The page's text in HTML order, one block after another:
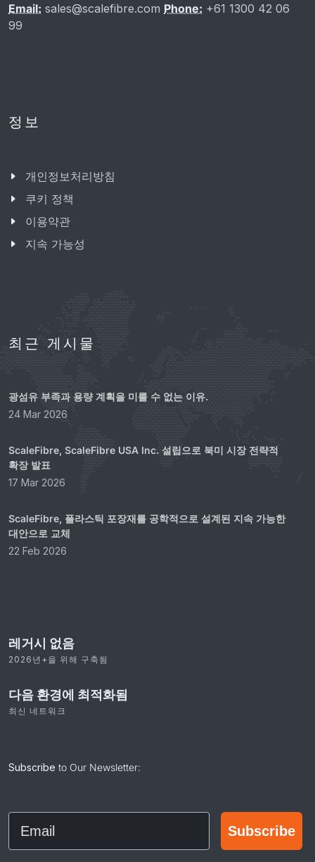
Email: sales@scalefibre.com Phone: +61 1300 42 06
99
정보
개인정보처리방침
쿠키 정책
이용약관
지속 가능성
최근 게시물
광섬유 부족과 용량 계획을 미룰 수 없는 이유.
24 Mar 2026
ScaleFibre, ScaleFibre USA Inc. 설립으로 북미 시장 전략적
확장 발표
17 Mar 2026
ScaleFibre, 플라스틱 포장재를 공학적으로 설계된 지속 가능한
대안으로 교체
22 Feb 2026
레거시 없음
2026년+을 위해 구축됨
다음 환경에 최적화됨
최신 네트워크
Subscribe to Our Newsletter:
Email
Subscribe